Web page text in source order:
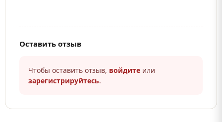
Оставить отзыв
Чтобы оставить отзыв, войдите или
зарегистрируйтесь.